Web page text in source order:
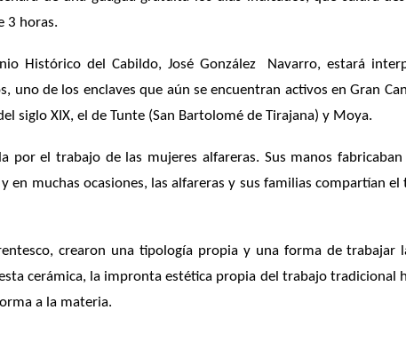
3 horas.
Histórico del Cabildo, José González Navarro, estará
uno de los enclaves que aún se encuentran activos en Gran
siglo XIX, el de Tunte (San Bartolomé de Tirajana) y Moya.
por el trabajo de las mujeres alfareras. Sus manos
en muchas ocasiones, las alfareras y sus familias compartían
crearon una tipología propia y una forma de
cerámica, la impronta estética propia del trabajo
a la materia.